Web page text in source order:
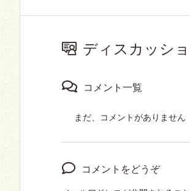
ディスカッシ
コメント一覧
まだ、コメントがありません
コメントをどうぞ